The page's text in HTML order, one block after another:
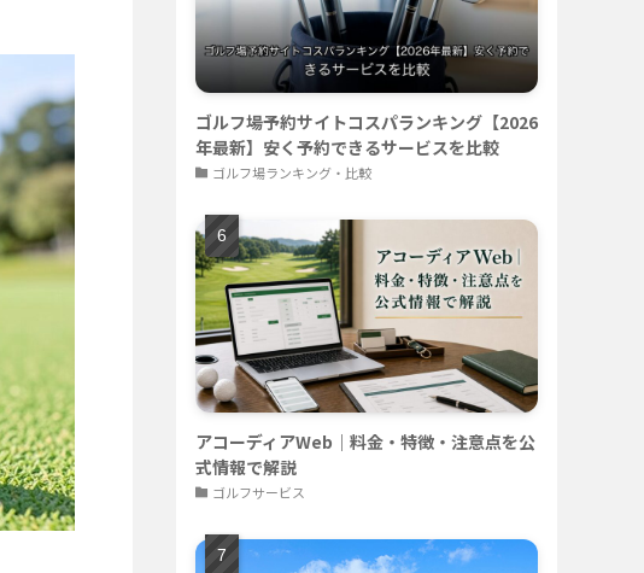
ゴルフ場予約サイトコスパランキング【2026
年最新】安く予約できるサービスを比較
ゴルフ場ランキング・比較
アコーディアWeb｜料金・特徴・注意点を公
式情報で解説
ゴルフサービス